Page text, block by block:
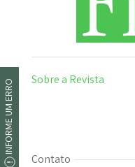
Sobre a Revista
Contato
INFORME UM ERRO